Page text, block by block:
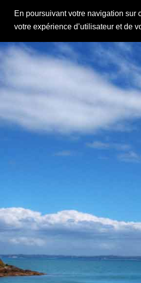
En poursuivant votre navigation sur
votre expérience d’utilisateur et de